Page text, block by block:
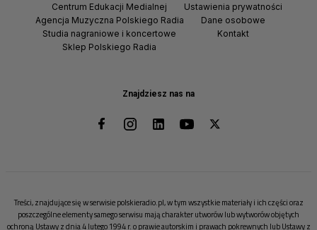
Znajdziesz nas na
Centrum Edukacji Medialnej
Agencja Muzyczna Polskiego Radia
Studia nagraniowe i koncertowe
Sklep Polskiego Radia
Ustawienia prywatności
Dane osobowe
Kontakt
Treści, znajdujące się w serwisie polskieradio.pl, w tym wszystkie materiały i ich części oraz
poszczególne elementy samego serwisu mają charakter utworów lub wytworów objętych
ochroną Ustawy z dnia 4 lutego 1994 r. o prawie autorskim i prawach pokrewnych lub Ustawy z